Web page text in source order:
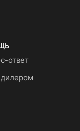
ответ
дилером